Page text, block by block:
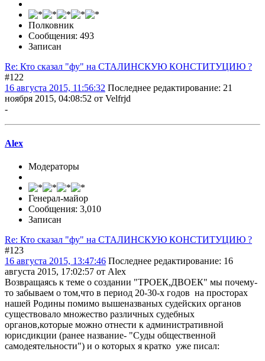
Полковник
Сообщения: 493
Записан
Re: Кто сказал "фу" на СТАЛИНСКУЮ КОНСТИТУЦИЮ ?
#122
16 августа 2015, 11:56:32 Последнее редактирование: 21
ноября 2015, 04:08:52 от Velfrjd
-
Alex
Модераторы
Генерал-майор
Сообщения: 3,010
Записан
Re: Кто сказал "фу" на СТАЛИНСКУЮ КОНСТИТУЦИЮ ?
#123
16 августа 2015, 13:47:46 Последнее редактирование: 16
августа 2015, 17:02:57 от Alex
Возвращаясь к теме о создании "ТРОЕК,ДВОЕК" мы почему-
то забываем о том,что в период 20-30-х годов на просторах
нашей Родины помимо вышеназваных судейских органов
существовало множество различных судебных
органов,которые можно отнести к административной
юрисдикции (ранее название- "Суды общественной
самодеятельности") и о которых я кратко уже писал: